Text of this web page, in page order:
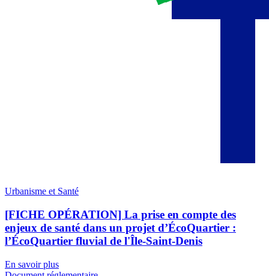
Urbanisme et Santé
[FICHE OPÉRATION] La prise en compte des
enjeux de santé dans un projet d’ÉcoQuartier :
l’ÉcoQuartier fluvial de l'Île-Saint-Denis
En savoir plus